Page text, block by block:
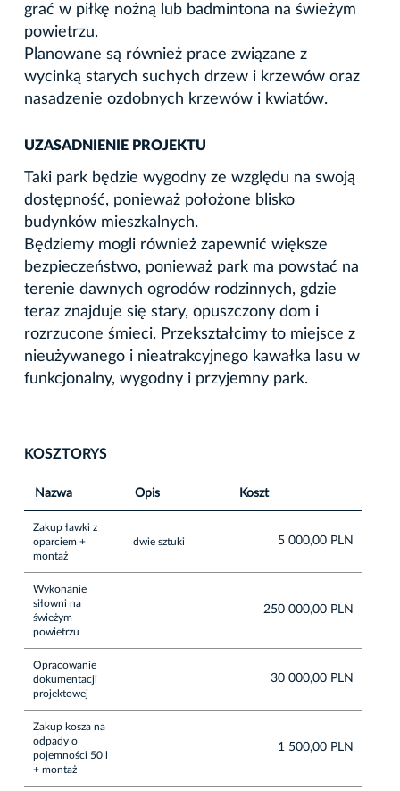
grać w piłkę nożną lub badmintona na świeżym
powietrzu.
Planowane są również prace związane z
wycinką starych suchych drzew i krzewów oraz
nasadzenie ozdobnych krzewów i kwiatów.
UZASADNIENIE PROJEKTU
Taki park będzie wygodny ze względu na swoją
dostępność, ponieważ położone blisko
budynków mieszkalnych.
Będziemy mogli również zapewnić większe
bezpieczeństwo, ponieważ park ma powstać na
terenie dawnych ogrodów rodzinnych, gdzie
teraz znajduje się stary, opuszczony dom i
rozrzucone śmieci. Przekształcimy to miejsce z
nieużywanego i nieatrakcyjnego kawałka lasu w
funkcjonalny, wygodny i przyjemny park.
KOSZTORYS
Nazwa Opis Koszt
Zakup ławki z
oparciem +
montaż
dwie sztuki 5 000,00 PLN
Wykonanie
siłowni na
świeżym
powietrzu
250 000,00 PLN
Opracowanie
dokumentacji
projektowej
30 000,00 PLN
Zakup kosza na
odpady o
pojemności 50 l
+ montaż
1 500,00 PLN